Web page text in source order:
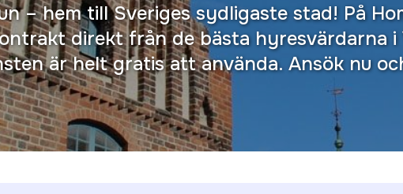
– hem till Sveriges sydligaste stad! På
direkt från de bästa hyresvärdarna i
är helt gratis att använda. Ansök nu